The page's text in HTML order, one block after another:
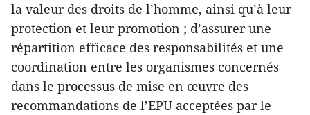
la valeur des droits de l’homme, ainsi qu’à leur
protection et leur promotion ; d’assurer une
répartition efficace des responsabilités et une
coordination entre les organismes concernés
dans le processus de mise en œuvre des
recommandations de l’EPU acceptées par le